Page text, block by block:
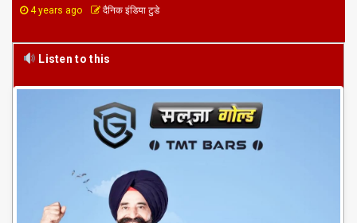
4 years ago दैनिक इंडिया टुडे
Listen to this